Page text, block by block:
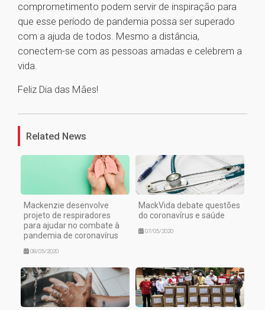
comprometimento podem servir de inspiração para
que esse período de pandemia possa ser superado
com a ajuda de todos. Mesmo a distância,
conectem-se com as pessoas amadas e celebrem a
vida.
Feliz Dia das Mães!
Related News
Mackenzie desenvolve
projeto de respiradores
para ajudar no combate à
pandemia de coronavírus
08/05/2020
MackVida debate questões
do coronavírus e saúde
07/05/2020